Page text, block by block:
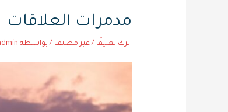
مدمرات العلاقات
اترك تعليقًا /غير مصنف / بواسطة